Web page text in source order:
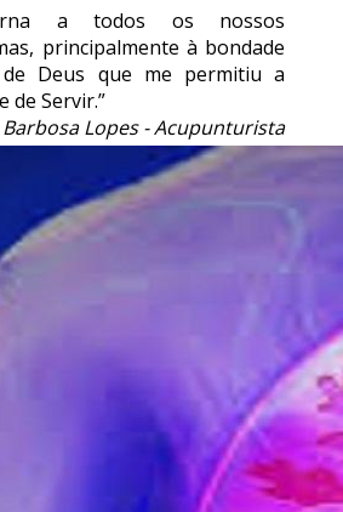
a todos os nossos
principalmente à bondade
de Deus que me permitiu a
de Servir.”
Lopes - Acupunturista